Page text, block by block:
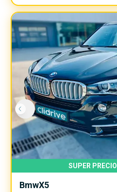
SUPER PRECIO
BmwX5